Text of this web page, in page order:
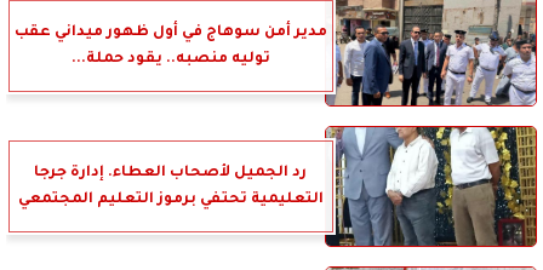
مدير أمن سوهاج في أول ظهور ميداني عقب
توليه منصبه.. يقود حملة...
رد الجميل لأصحاب العطاء. إدارة جرجا
التعليمية تحتفي برموز التعليم المجتمعي